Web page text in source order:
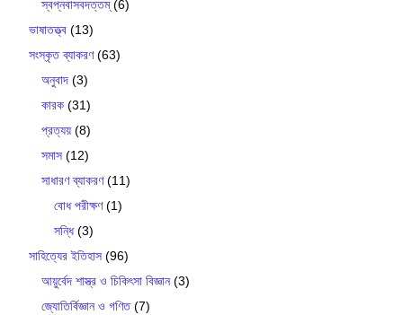
স্বপ্নবাসবদত্তম্(6)
ভাষাতত্ত্ব (13)
সংস্কৃত ব্যাকরণ(63)
অনুবাদ (3)
কারক (31)
প্রত্যয় (8)
সমাস (12)
সাধারণ ব্যাকরণ(11)
বোধ পরীক্ষণ(1)
সন্ধি(3)
সাহিত্যের ইতিহাস (96)
আয়ুর্বেদ শাস্ত্র ও চিকিৎসা বিজ্ঞান(3)
জ্যোতির্বিজ্ঞান ও গণিত(7)